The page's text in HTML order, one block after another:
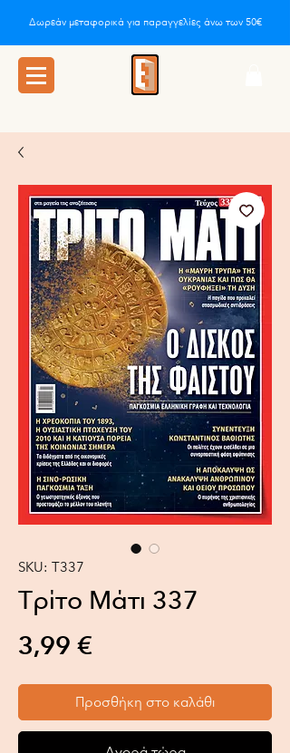
Δωρεάν μεταφορικά για παραγγελίες άνω των 50€
SKU: T337
Τρίτο Μάτι 337
3,99 €
Προσθήκη στο καλάθι